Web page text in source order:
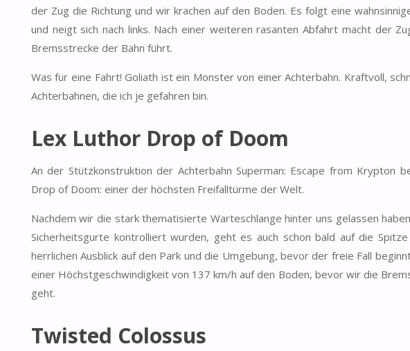
der Zug die Richtung und wir krachen auf den Boden. Es folgt eine
und neigt sich nach links. Nach einer weiteren rasanten Abfahrt macht der
Bremsstrecke der Bahn führt.
Was für eine Fahrt! Goliath ist ein Monster von einer Achterbahn. Kraftvoll,
Achterbahnen, die ich je gefahren bin.
Lex Luthor Drop of Doom
An der Stützkonstruktion der Achterbahn Superman: Escape from Krypton
Drop of Doom: einer der höchsten Freifalltürme der Welt.
Nachdem wir die stark thematisierte Warteschlange hinter uns gelassen
Sicherheitsgurte kontrolliert wurden, geht es auch schon bald auf die
herrlichen Ausblick auf den Park und die Umgebung, bevor der freie Fall
einer Höchstgeschwindigkeit von 137 km/h auf den Boden, bevor wir die
geht.
Twisted Colossus